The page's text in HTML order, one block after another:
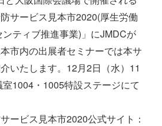
サービス見本市2020(厚生労働
ティブ推進事業)」にJMDCが
市内の出展者セミナーでは本サ
いたします。12月2日（水）11
1004・1005特設ステージにて
ービス見本市2020公式サイト：